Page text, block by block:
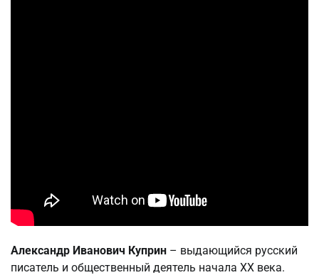
Александр Иванович Куприн – выдающийся русский
писатель и общественный деятель начала XX века.